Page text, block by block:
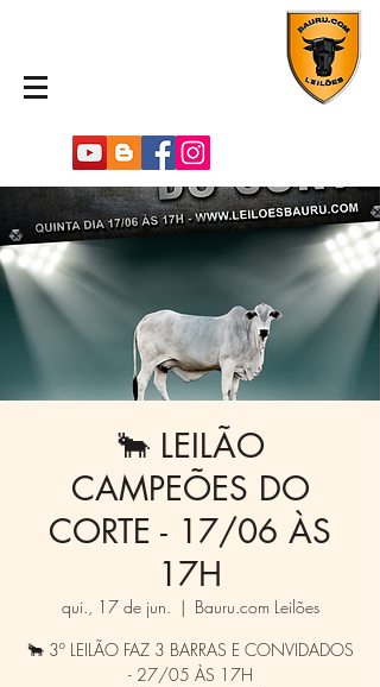
🐂 LEILÃO
CAMPEÕES DO
CORTE - 17/06 ÀS
17H
qui., 17 de jun.
  |
Bauru.com Leilões
🐂 3º LEILÃO FAZ 3 BARRAS E CONVIDADOS
- 27/05 ÀS 17H